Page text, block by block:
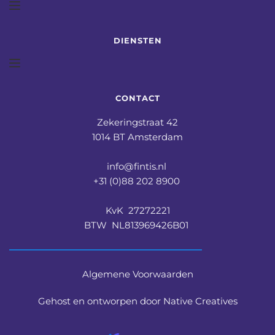
DIENSTEN
CONTACT
Zekeringstraat 42
1014 BT Amsterdam
info@fintis.nl
+31 (0)88 202 8900
KvK  27272221
BTW  NL813969426B01
Algemene Voorwaarden
Gehost en ontworpen door Native Creatives